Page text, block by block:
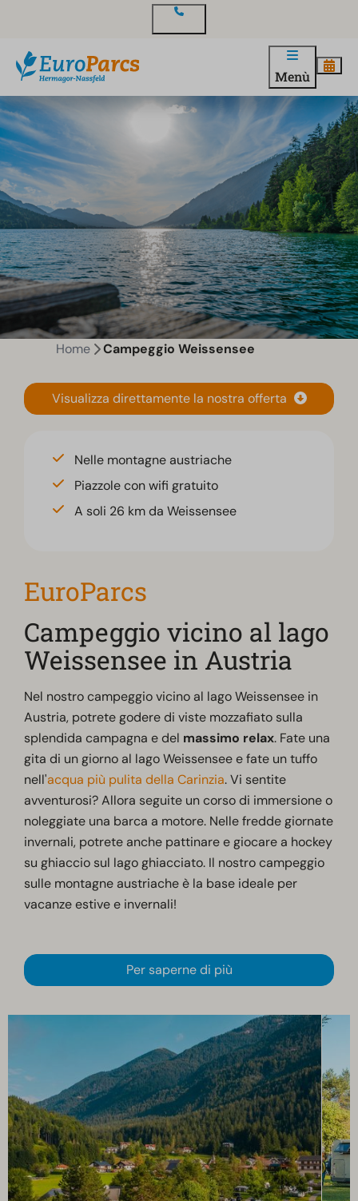
Menù
Home Campeggio Weissensee
Visualizza direttamente la nostra offerta
Nelle montagne austriache
Piazzole con wifi gratuito
A soli 26 km da Weissensee
EuroParcs
Campeggio vicino al lago
Weissensee in Austria
Nel nostro campeggio vicino al lago Weissensee in
Austria, potrete godere di viste mozzafiato sulla
splendida campagna e del massimo relax. Fate una
gita di un giorno al lago Weissensee e fate un tuffo
nell'acqua più pulita della Carinzia. Vi sentite
avventurosi? Allora seguite un corso di immersione o
noleggiate una barca a motore. Nelle fredde giornate
invernali, potrete anche pattinare e giocare a hockey
su ghiaccio sul lago ghiacciato. Il nostro campeggio
sulle montagne austriache è la base ideale per
vacanze estive e invernali!
Per saperne di più